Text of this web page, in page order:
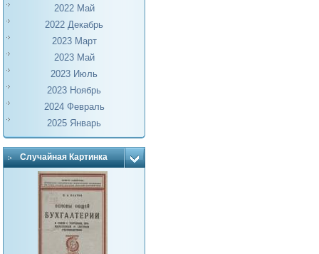
2022 Май
2022 Декабрь
2023 Март
2023 Май
2023 Июль
2023 Ноябрь
2024 Февраль
2025 Январь
Случайная Картинка